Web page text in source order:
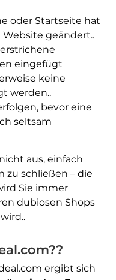
oder Startseite hat
geändert..
eingefügt
keine
werden..
bevor eine
seltsam
aus, einfach
zu schließen – die
Sie immer
dubiosen Shops
ergibt sich